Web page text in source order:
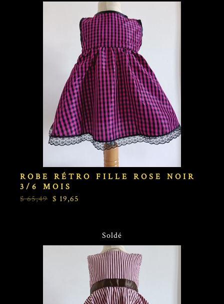
ROBE RÉTRO FILLE ROSE NOIR
3/6 MOIS
$ 65,49 $ 19,65
Soldé